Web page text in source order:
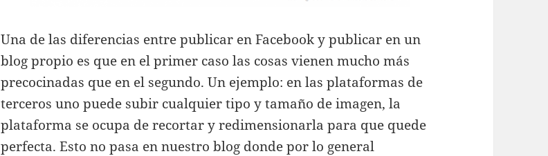
Una de las diferencias entre publicar en Facebook y publicar en un
blog propio es que en el primer caso las cosas vienen mucho más
precocinadas que en el segundo. Un ejemplo: en las plataformas de
terceros uno puede subir cualquier tipo y tamaño de imagen, la
plataforma se ocupa de recortar y redimensionarla para que quede
perfecta. Esto no pasa en nuestro blog donde por lo general